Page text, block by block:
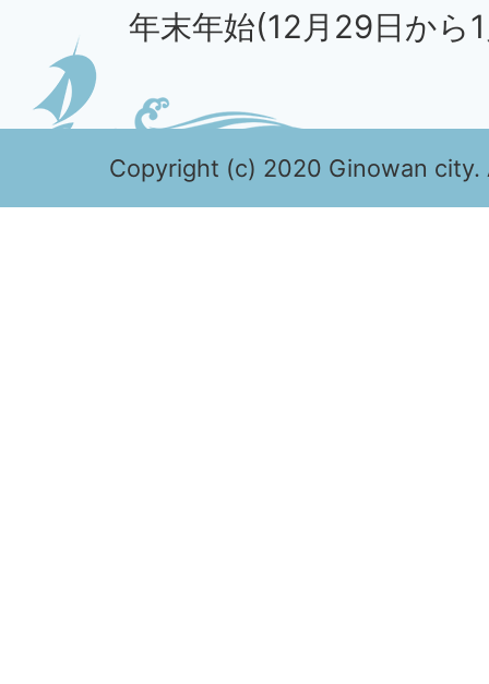
年末年始(12月29日から
Copyright (c) 2020 Ginowan city.